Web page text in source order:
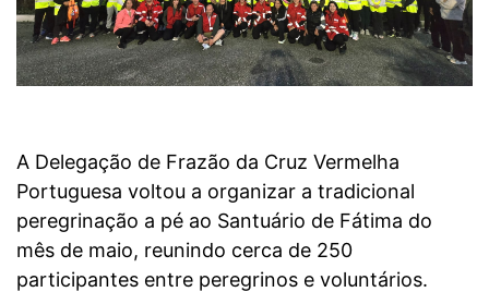
A Delegação de Frazão da Cruz Vermelha
Portuguesa voltou a organizar a tradicional
peregrinação a pé ao Santuário de Fátima do
mês de maio, reunindo cerca de 250
participantes entre peregrinos e voluntários.